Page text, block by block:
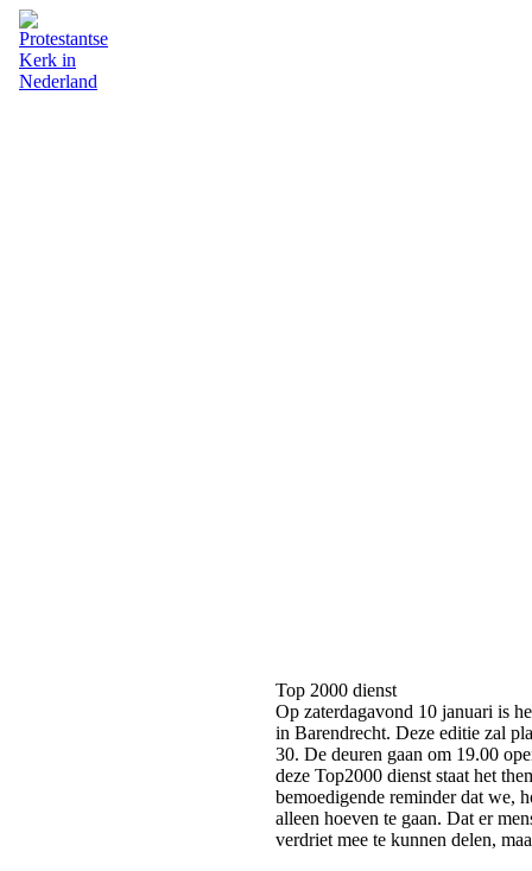
Top 2000 dienst
Op zaterdagavond 10 januari is
in Barendrecht. Deze editie zal
30. De deuren gaan om 19.00
deze Top2000 dienst staat het
bemoedigende reminder dat we,
alleen hoeven te gaan. Dat er
verdriet mee te kunnen delen,